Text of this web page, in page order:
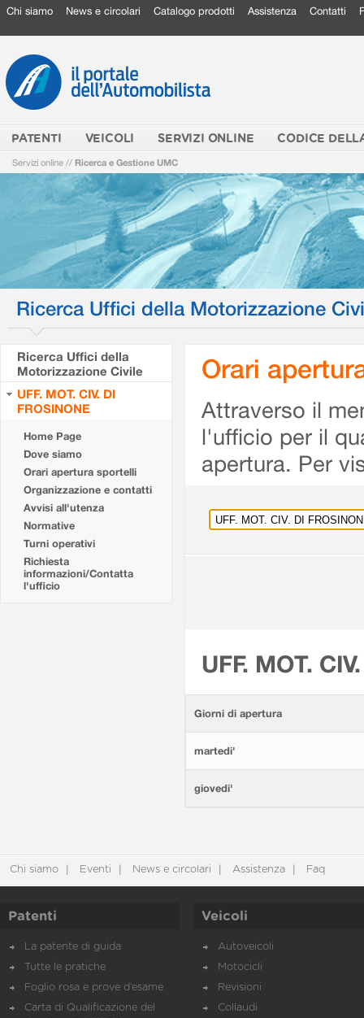
Chi siamo News e circolari Catalogo prodotti Assistenza Contatti
PATENTI VEICOLI SERVIZI ONLINE CODICE
Servizi online // Ricerca e Gestione UMC
Ricerca Uffici della Motorizzazione
Ricerca Uffici della
Motorizzazione Civile
UFF. MOT. CIV. DI
FROSINONE
Home Page
Dove siamo
Orari apertura sportelli
Organizzazione e contatti
Avvisi all'utenza
Normative
Turni operativi
Richiesta
informazioni/Contatta
l'ufficio
Orari
Attraverso il
l'ufficio per il
apertura. Per
UFF. MOT.
Giorni di apertura
martedi'
giovedi'
Chi siamo Eventi News e circolari Assistenza Faq
Patenti
La patente di guida
Tutte le pratiche
Foglio rosa e prove d’esame
Carta di Qualificazione del
Veicoli
Autoveicoli
Motocicli
Revisioni
Collaudi